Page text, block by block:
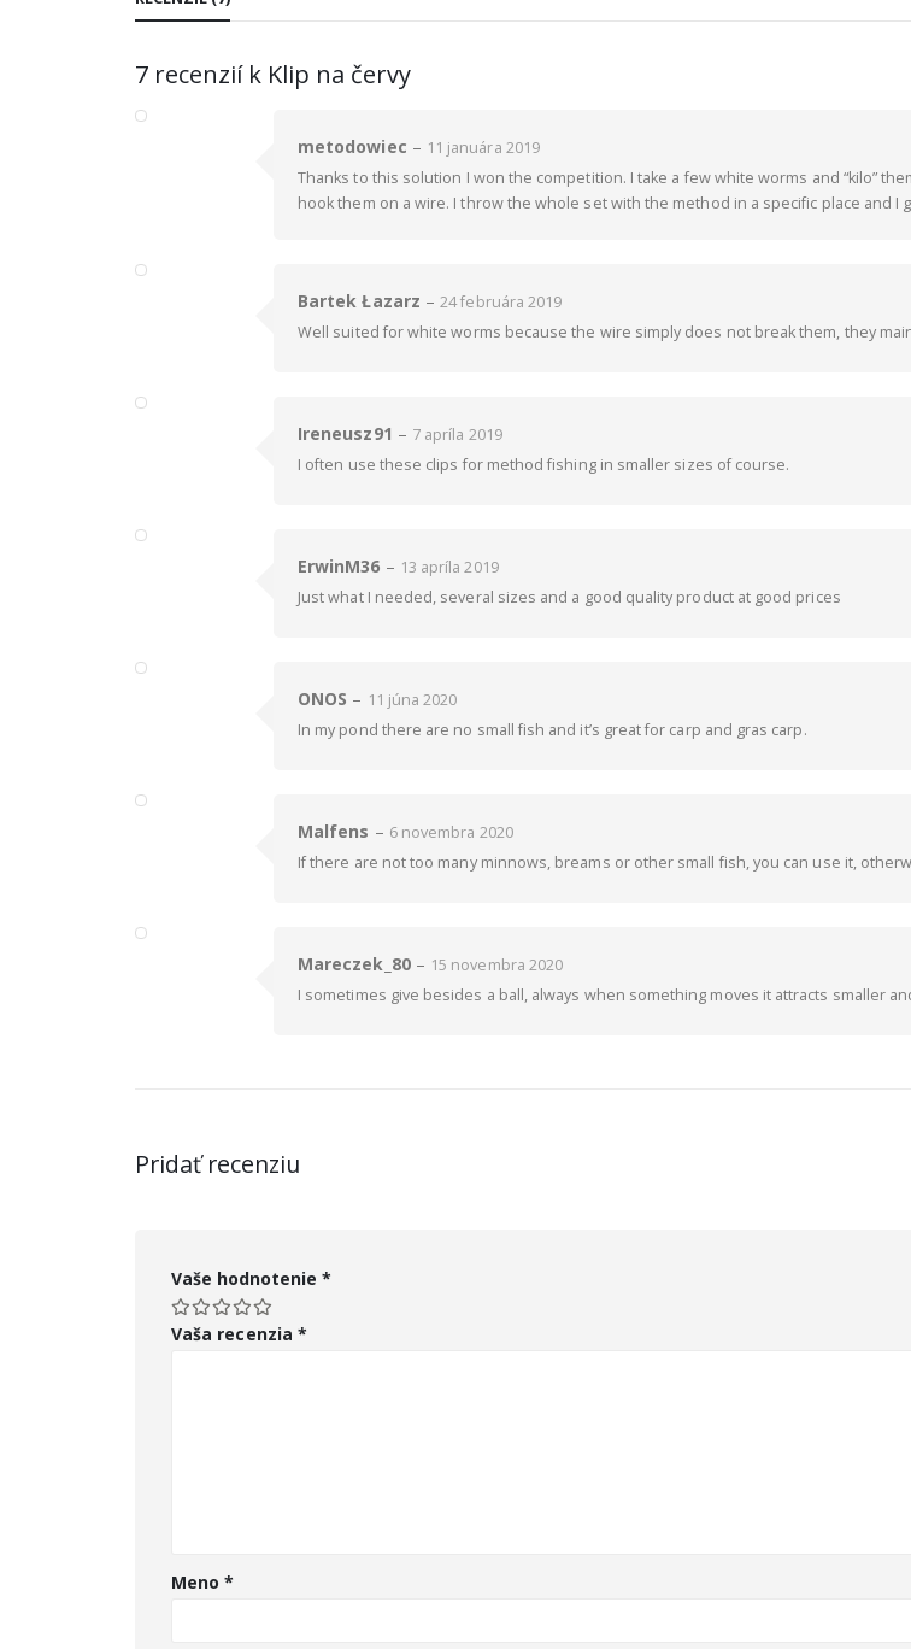
7 recenzií k Klip na červy
metodowiec – 11 januára 2019
Thanks to this solution I won the competition. I take a few white worms and “kilo”
hook them on a wire. I throw the whole set with the method in a specific place and I
Bartek Łazarz – 24 februára 2019
Well suited for white worms because the wire simply does not break them, they
Ireneusz91 – 7 apríla 2019
I often use these clips for method fishing in smaller sizes of course.
ErwinM36 – 13 apríla 2019
Just what I needed, several sizes and a good quality product at good prices
ONOS – 11 júna 2020
In my pond there are no small fish and it’s great for carp and gras carp.
Malfens – 6 novembra 2020
If there are not too many minnows, breams or other small fish, you can use it,
Mareczek_80 – 15 novembra 2020
I sometimes give besides a ball, always when something moves it attracts smaller
Pridať recenziu
Vaše hodnotenie *
Vaša recenzia *
Meno*